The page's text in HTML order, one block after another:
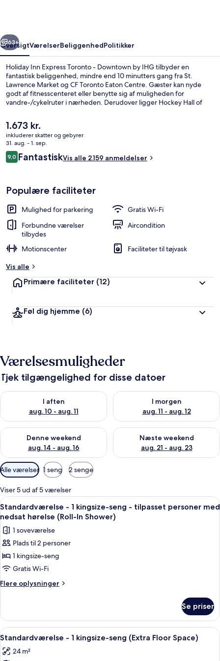
by
IHG
Næste
63+
OversigtVærelserBeliggenhedPolitikker
Holiday Inn Express Toronto - Downtown by IHG tilbyder en
fantastisk beliggenhed, mindre end 10 minutters gang fra St.
Lawrence Market og CF Toronto Eaton Centre. Gæster kan nyde
godt af fitnesscenteret eller benytte sig af muligheden for
vandre-/cykelruter i nærheden. Derudover ligger Hockey Hall of
Rejsende er vilde med stedets hjælpsomme personale og
morgenmad. Overnatningsstedet ligger kun en kort gåtur fra
offentlig transport: Queen St East at Jarvis St Station ligger 2
minutter væk og King St East at Jarvis St West Side Station ligger 3
minutter derfra.
Den
nuværende
pris
er
1.673 kr.
1.673 kr.
inkluderer skatter og gebyrer
31. aug. - 1. sep.
Anmeldelser
9,09,0 ud af 10.
FantastiskVis alle 2.159 anmeldelser
Populære faciliteter
Mulighed for parkering
Gratis Wi-Fi
Forbundne værelser
tilbydes
Aircondition
Motionscenter
Faciliteter til tøjvask
Vis alle
Primære faciliteter (12)
Føl dig hjemme (6)
Værelsesmuligheder
Tjek tilgængelighed for disse datoer
I aften
aug. 10 - aug. 11
Tjek tilgængelighed for i aften aug. 10 - aug. 11
I morgen
aug. 11 - aug. 12
Tjek tilgængelighed for i
Denne weekend
aug. 14 - aug. 16
Tjek tilgængelighed for denne weekend aug. 14 - aug. 16
Næste weekend
aug. 21 - aug. 23
Tjek tilgængelighed for næste
Tilgængelige
filtre
for
værelser
Alle værelser 1 seng 2 senge
Viser 5 ud af 5 værelser
Indlæs
alle
billeder
af
Standardværelse
-
1
kingsize-
tilpasset
personer
med
nedsat
Pengeskab på værelset, skrivebord,
6
Standardværelse - 1 kingsize-seng - tilpasset personer med
nedsat hørelse (Roll-In Shower)
1 soveværelse
Plads til 2 personer
1 kingsize-seng
Gratis Wi-Fi
Flere oplysninger
Flere
-
kingsize-
Se priser
Indlæs
alle
billeder
Standardværelse - 1 kingsize-seng
4
Standardværelse - 1 kingsize-seng (Extra Floor Space)
24 m²